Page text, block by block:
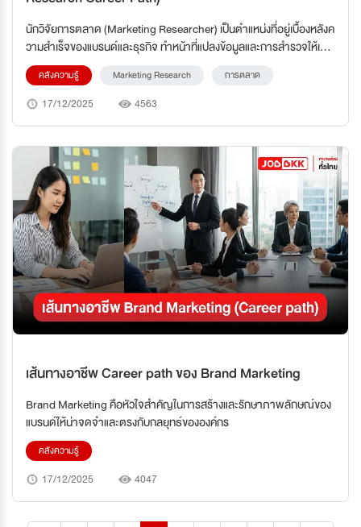
นักวิจัยการตลาด (Marketing Researcher) เป็นตำแหน่งที่อยู่เบื้องหลังค
วามสำเร็จของแบรนด์และธุรกิจ ทำหน้าที่แปลงข้อมูลและการสำรวจให้เป็น
ข้อมูลเชิงลึกที่ช่วยตัดสินใจเชิงกลยุทธ์ สายงานนี้มีการเติบโตที่ชัดเจนและ
สามารถพัฒนาได้ในหลายเส้นทาง ทั้งในเชิงวิชาชีพและในเชิงบริหาร
คลังความรู้ Marketing Research การตลาด
17/12/2025 4563
เส้นทางอาชีพ Career path ของ Brand Marketing
Brand Marketing คือหัวใจสำคัญในการสร้างและรักษาภาพลักษณ์ของ
แบรนด์ให้น่าจดจำและตรงกับกลยุทธ์ขององค์กร
คลังความรู้
17/12/2025 4047